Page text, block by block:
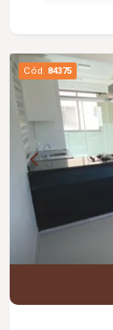
das suítes
armários
sofá,
cooktop,
condomínio
piscina,
de jogos,
conforto,
Cód. 84375